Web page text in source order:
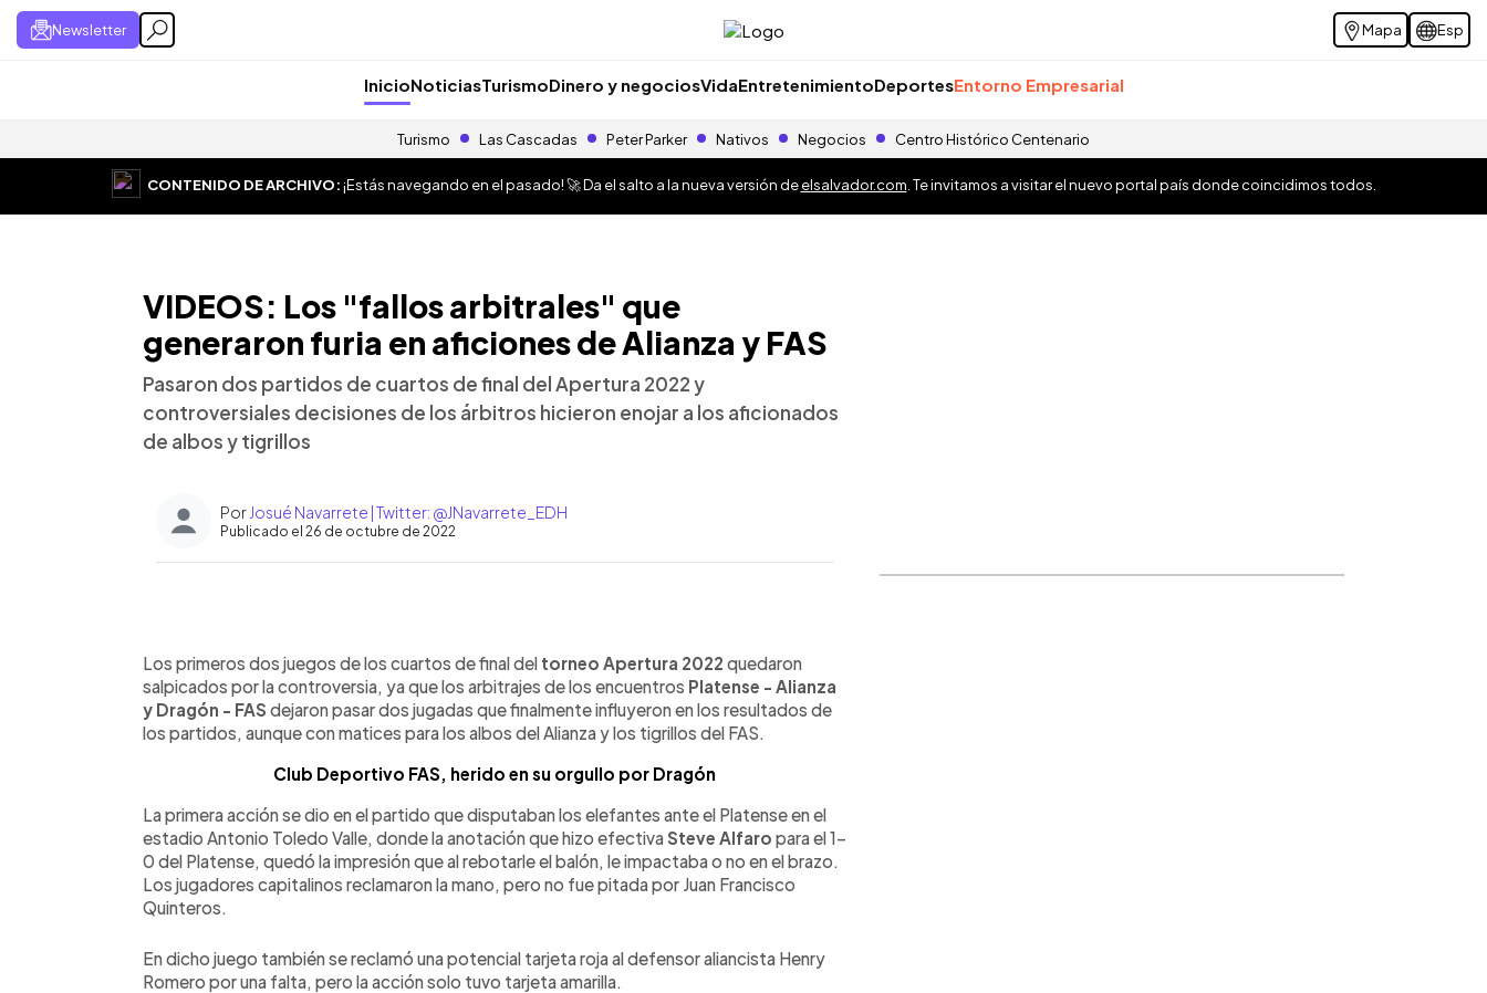
Newsletter Mapa Esp
InicioNoticiasTurismoDinero y negociosVidaEntretenimientoDeportesEntorno Empresarial
Turismo Las Cascadas Peter Parker Nativos Negocios Centro Histórico Centenario
CONTENIDO DE ARCHIVO:¡Estás navegando en el pasado! 🚀 Da el salto a la nueva versión deelsalvador.com . Te invitamos a visitar el nuevo portal país donde coincidimos todos.
VIDEOS: Los "fallos arbitrales" que
generaron furia en aficiones de Alianza y FAS
Pasaron dos partidos de cuartos de final del Apertura 2022 y
controversiales decisiones de los árbitros hicieron enojar a los aficionados
de albos y tigrillos
Por Josué Navarrete | Twitter: @JNavarrete_EDH
Publicado el 26 de octubre de 2022
Escuchar artículo
Los primeros dos juegos de los cuartos de final del torneo Apertura 2022 quedaron
salpicados por la controversia, ya que los arbitrajes de los encuentros Platense - Alianza
y Dragón - FAS dejaron pasar dos jugadas que finalmente influyeron en los resultados de
los partidos, aunque con matices para los albos del Alianza y los tigrillos del FAS.
Club Deportivo FAS, herido en su orgullo por Dragón
La primera acción se dio en el partido que disputaban los elefantes ante el Platense en el
estadio Antonio Toledo Valle, donde la anotación que hizo efectiva Steve Alfaro para el 1-
0 del Platense, quedó la impresión que al rebotarle el balón, le impactaba o no en el brazo.
Los jugadores capitalinos reclamaron la mano, pero no fue pitada por Juan Francisco
Quinteros.
En dicho juego también se reclamó una potencial tarjeta roja al defensor aliancista Henry
Romero por una falta, pero la acción solo tuvo tarjeta amarilla.